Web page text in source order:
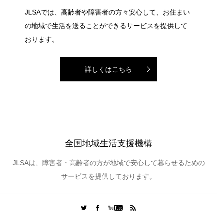
JLSAでは、高齢者や障害者の方々安心して、お住まい
の地域で生活を送ることができるサービスを提供して
おります。
詳しくはこちら
全国地域生活支援機構
JLSAは、障害者・高齢者の方が地域で安心して暮らせるための
サービスを提供しております。